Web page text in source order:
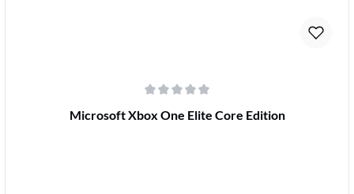
Durchschnittliche Bewertung von 0 von 5 Sternen
Microsoft Xbox One Elite Core Edition